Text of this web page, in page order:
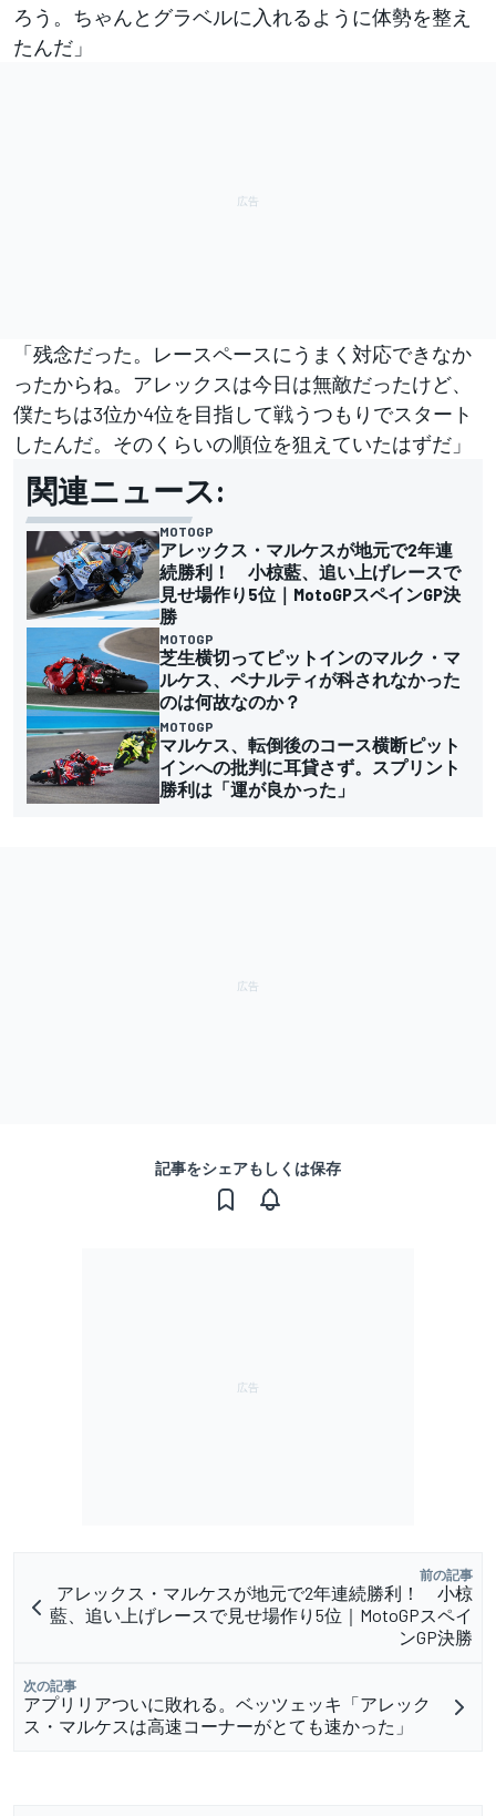
ろう。ちゃんとグラベルに入れるように体勢を整え
たんだ」
「残念だった。レースペースにうまく対応できなか
ったからね。アレックスは今日は無敵だったけど、
僕たちは3位か4位を目指して戦うつもりでスタート
したんだ。そのくらいの順位を狙えていたはずだ」
関連ニュース:
MOTOGP
アレックス・マルケスが地元で2年連
続勝利！ 小椋藍、追い上げレースで
見せ場作り5位｜MotoGPスペインGP決
勝
MOTOGP
芝生横切ってピットインのマルク・マ
ルケス、ペナルティが科されなかった
のは何故なのか？
MOTOGP
マルケス、転倒後のコース横断ピット
インへの批判に耳貸さず。スプリント
勝利は「運が良かった」
記事をシェアもしくは保存
前の記事
アレックス・マルケスが地元で2年連続勝利！ 小椋
藍、追い上げレースで見せ場作り5位｜MotoGPスペイ
ンGP決勝
次の記事
アプリリアついに敗れる。ベッツェッキ「アレック
ス・マルケスは高速コーナーがとても速かった」